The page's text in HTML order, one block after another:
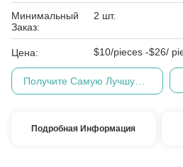
Минимальный
Заказ:
2 шт.
Цена: $10/pieces -$26/
Подробная Информация